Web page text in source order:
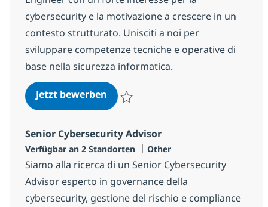
cybersecurity e la motivazione a crescere in un
contesto strutturato. Unisciti a noi per
sviluppare competenze tecniche e operative di
base nella sicurezza informatica.
Jetzt bewerbenJunior Cybersecurity System
Senior Cybersecurity Advisor
Verfügbar an 2 Standorten Kategorie
Other
Siamo alla ricerca di un Senior Cybersecurity
Advisor esperto in governance della
cybersecurity, gestione del rischio e compliance